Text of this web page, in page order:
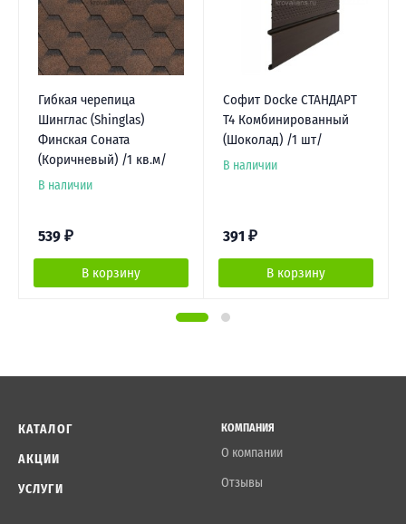
Гибкая черепица
Шинглас (Shinglas)
Финская Соната
(Коричневый) /1 кв.м/
В наличии
539 ₽
В корзину
Софит Docke СТАНДАРТ
Т4 Комбинированный
(Шоколад) /1 шт/
В наличии
391 ₽
В корзину
КАТАЛОГ
АКЦИИ
УСЛУГИ
КОМПАНИЯ
О компании
Отзывы